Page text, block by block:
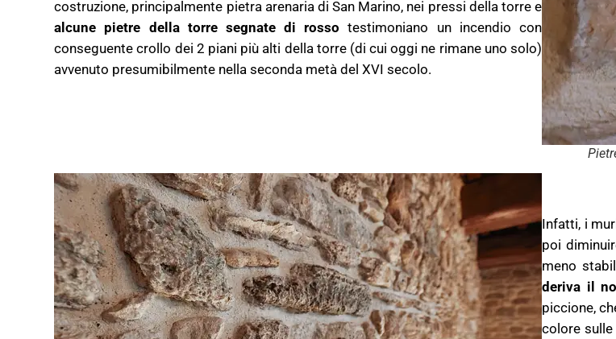
costruzione, principalmente pietra arenaria di San Marino, nei pressi della torre e
alcune pietre della torre segnate di rosso testimoniano un incendio con
conseguente crollo dei 2 piani più alti della torre (di cui oggi ne rimane uno solo)
avvenuto presumibilmente nella seconda metà del XVI secolo.
Infatti, i
poi
meno
deriva il
piccione,
colore sulle